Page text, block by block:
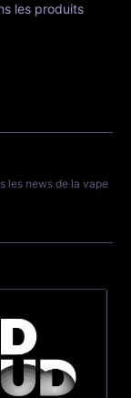
les produits
les news de la vape